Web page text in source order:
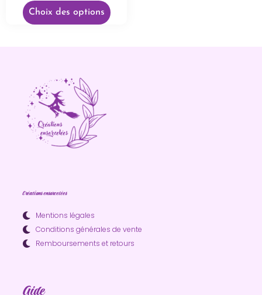
Choix des options
Créations ensorcelées
Mentions légales
Conditions générales de vente
Remboursements et retours